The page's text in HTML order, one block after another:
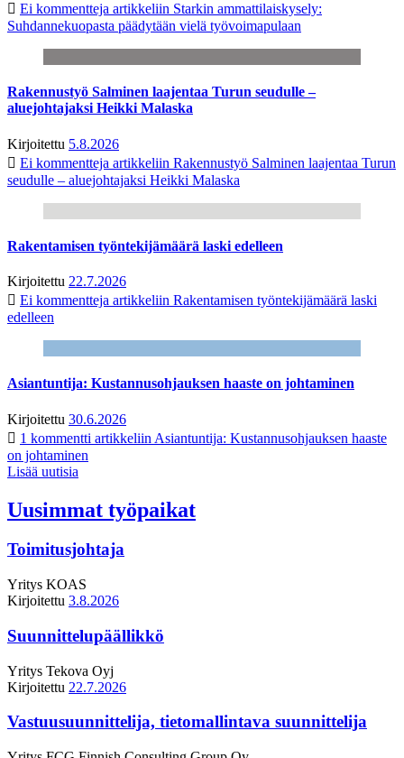
Ei kommentteja artikkeliin Starkin ammattilaiskysely:
Suhdannekuopasta päädytään vielä työvoimapulaan
Rakennustyö Salminen laajentaa Turun seudulle –
aluejohtajaksi Heikki Malaska
Kirjoitettu 5.8.2026
Ei kommentteja artikkeliin Rakennustyö Salminen laajentaa Turun
seudulle – aluejohtajaksi Heikki Malaska
Rakentamisen työntekijämäärä laski edelleen
Kirjoitettu 22.7.2026
Ei kommentteja artikkeliin Rakentamisen työntekijämäärä laski
edelleen
Asiantuntija: Kustannusohjauksen haaste on johtaminen
Kirjoitettu 30.6.2026
1 kommentti artikkeliin Asiantuntija: Kustannusohjauksen haaste
on johtaminen
Lisää uutisia
Uusimmat työpaikat
Toimitusjohtaja
Yritys KOAS
Kirjoitettu 3.8.2026
Suunnittelupäällikkö
Yritys Tekova Oyj
Kirjoitettu 22.7.2026
Vastuusuunnittelija, tietomallintava suunnittelija